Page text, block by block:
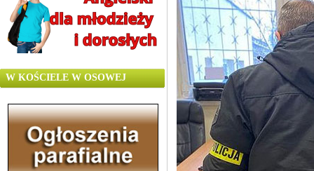
W KOŚCIELE W OSOWEJ